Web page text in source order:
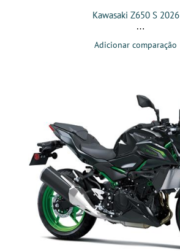
Kawasaki Z650 S 2026
Adicionar comparação